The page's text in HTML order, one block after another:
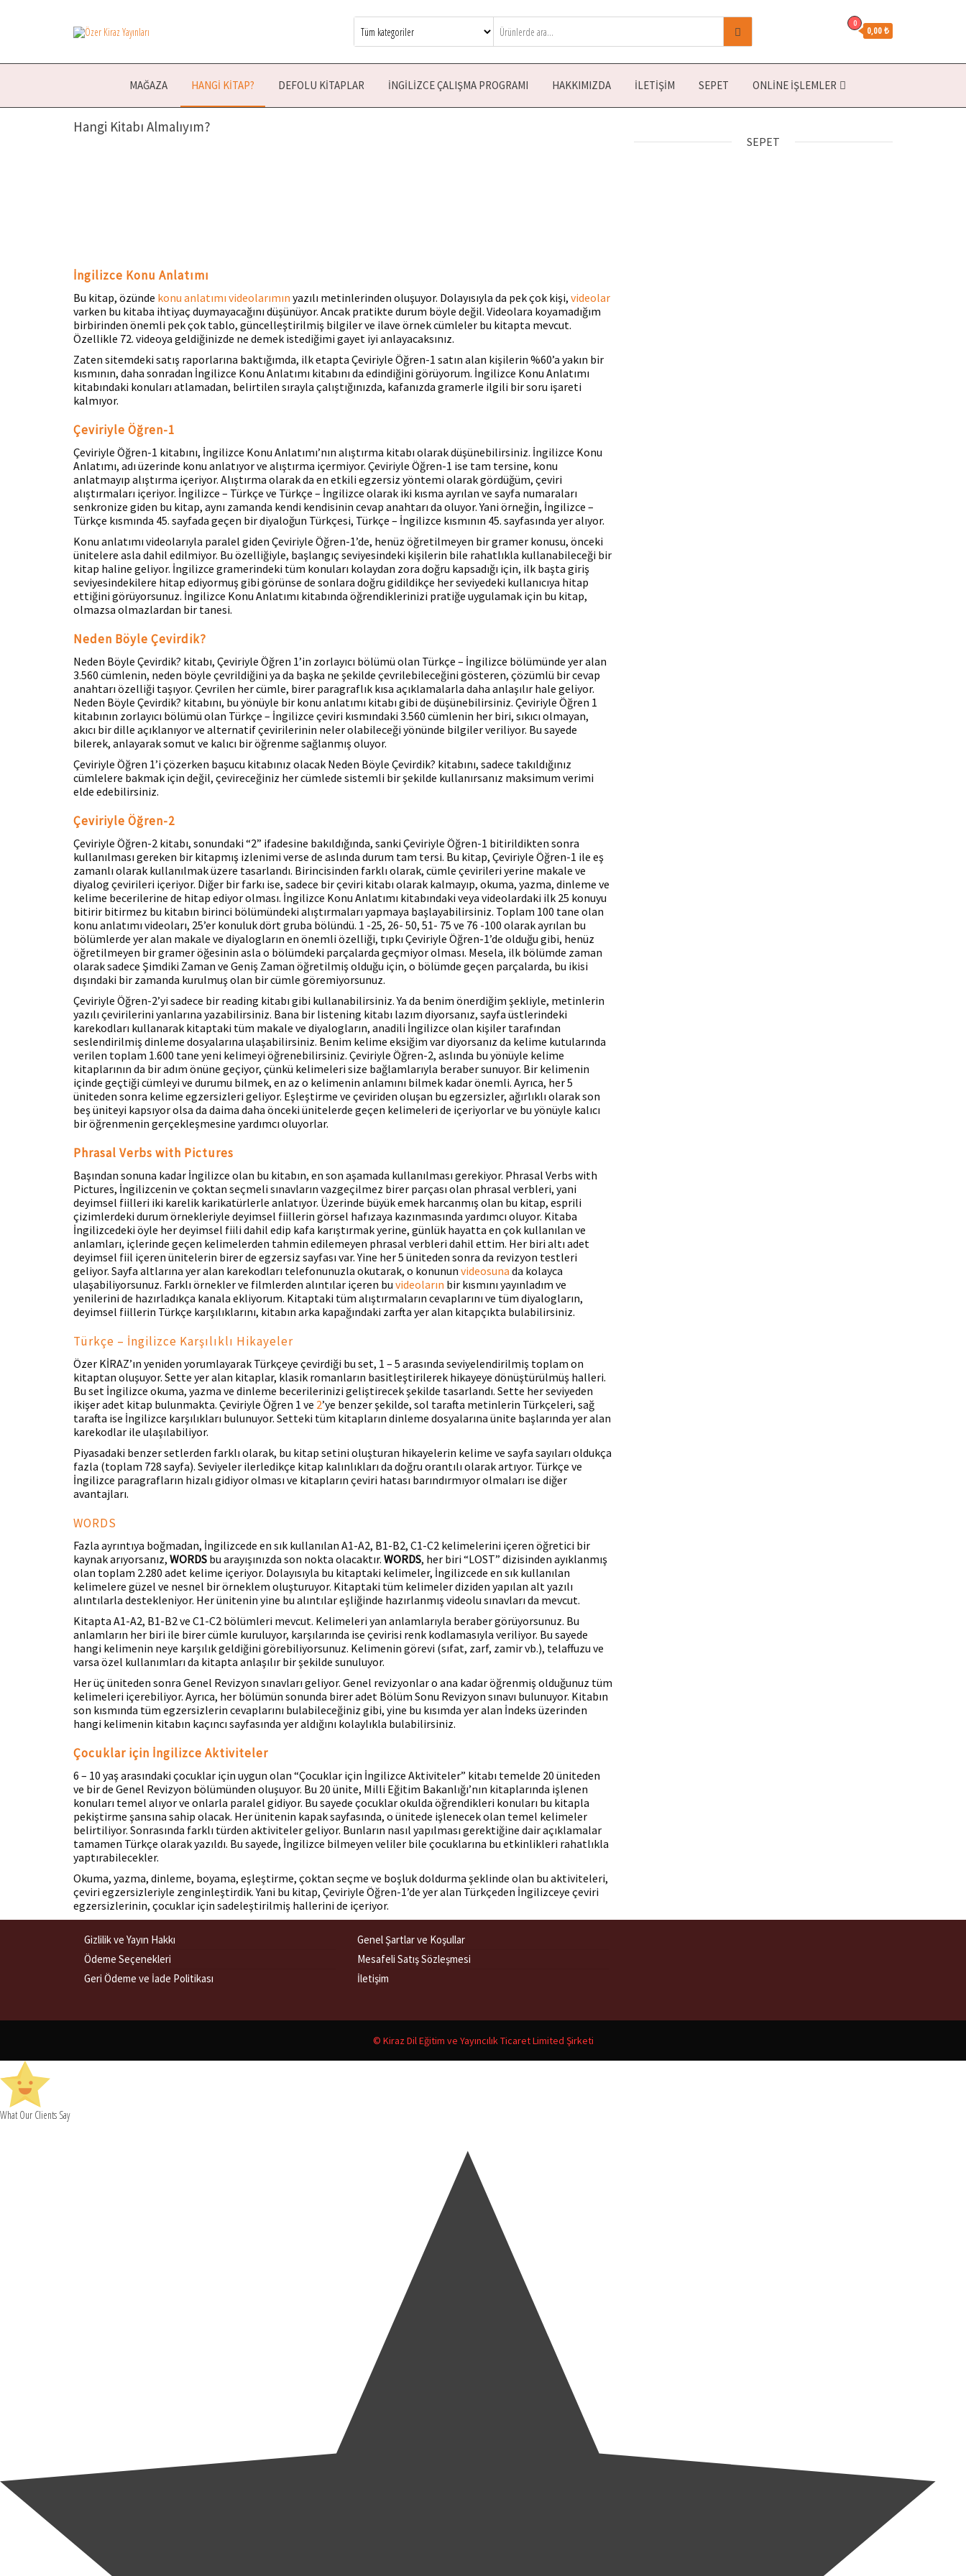
Kiraz
Yayınları
resmi satış
sitesidir.
0
0,00 ₺
MAĞAZA HANGI KITAP? DEFOLU KITAPLAR İNGILIZCE ÇALIŞMA PROGRAMI HAKKIMIZDA İLETIŞIM SEPET ONLINE İŞLEMLER
Hangi Kitabı Almalıyım?
İngilizce Konu Anlatımı
Bu kitap, özünde konu anlatımı videolarımın yazılı metinlerinden oluşuyor. Dolayısıyla da pek çok kişi, videolar
varken bu kitaba ihtiyaç duymayacağını düşünüyor. Ancak pratikte durum böyle değil. Videolara koyamadığım
birbirinden önemli pek çok tablo, güncelleştirilmiş bilgiler ve ilave örnek cümleler bu kitapta mevcut.
Özellikle 72. videoya geldiğinizde ne demek istediğimi gayet iyi anlayacaksınız.
Zaten sitemdeki satış raporlarına baktığımda, ilk etapta Çeviriyle Öğren-1 satın alan kişilerin %60’a yakın bir
kısmının, daha sonradan İngilizce Konu Anlatımı kitabını da edindiğini görüyorum. İngilizce Konu Anlatımı
kitabındaki konuları atlamadan, belirtilen sırayla çalıştığınızda, kafanızda gramerle ilgili bir soru işareti
kalmıyor.
Çeviriyle Öğren-1
Çeviriyle Öğren-1 kitabını, İngilizce Konu Anlatımı’nın alıştırma kitabı olarak düşünebilirsiniz. İngilizce Konu
Anlatımı, adı üzerinde konu anlatıyor ve alıştırma içermiyor. Çeviriyle Öğren-1 ise tam tersine, konu
anlatmayıp alıştırma içeriyor. Alıştırma olarak da en etkili egzersiz yöntemi olarak gördüğüm, çeviri
alıştırmaları içeriyor. İngilizce – Türkçe ve Türkçe – İngilizce olarak iki kısma ayrılan ve sayfa numaraları
senkronize giden bu kitap, aynı zamanda kendi kendisinin cevap anahtarı da oluyor. Yani örneğin, İngilizce –
Türkçe kısmında 45. sayfada geçen bir diyaloğun Türkçesi, Türkçe – İngilizce kısmının 45. sayfasında yer alıyor.
Konu anlatımı videolarıyla paralel giden Çeviriyle Öğren-1’de, henüz öğretilmeyen bir gramer konusu, önceki
ünitelere asla dahil edilmiyor. Bu özelliğiyle, başlangıç seviyesindeki kişilerin bile rahatlıkla kullanabileceği bir
kitap haline geliyor. İngilizce gramerindeki tüm konuları kolaydan zora doğru kapsadığı için, ilk başta giriş
seviyesindekilere hitap ediyormuş gibi görünse de sonlara doğru gidildikçe her seviyedeki kullanıcıya hitap
ettiğini görüyorsunuz. İngilizce Konu Anlatımı kitabında öğrendiklerinizi pratiğe uygulamak için bu kitap,
olmazsa olmazlardan bir tanesi.
Neden Böyle Çevirdik?
Neden Böyle Çevirdik? kitabı, Çeviriyle Öğren 1’in zorlayıcı bölümü olan Türkçe – İngilizce bölümünde yer alan
3.560 cümlenin, neden böyle çevrildiğini ya da başka ne şekilde çevrilebileceğini gösteren, çözümlü bir cevap
anahtarı özelliği taşıyor. Çevrilen her cümle, birer paragraflık kısa açıklamalarla daha anlaşılır hale geliyor.
Neden Böyle Çevirdik? kitabını, bu yönüyle bir konu anlatımı kitabı gibi de düşünebilirsiniz. Çeviriyle Öğren 1
kitabının zorlayıcı bölümü olan Türkçe – İngilizce çeviri kısmındaki 3.560 cümlenin her biri, sıkıcı olmayan,
akıcı bir dille açıklanıyor ve alternatif çevirilerinin neler olabileceği yönünde bilgiler veriliyor. Bu sayede
bilerek, anlayarak somut ve kalıcı bir öğrenme sağlanmış oluyor.
Çeviriyle Öğren 1’i çözerken başucu kitabınız olacak Neden Böyle Çevirdik? kitabını, sadece takıldığınız
cümlelere bakmak için değil, çevireceğiniz her cümlede sistemli bir şekilde kullanırsanız maksimum verimi
elde edebilirsiniz.
Çeviriyle Öğren-2
Çeviriyle Öğren-2 kitabı, sonundaki “2” ifadesine bakıldığında, sanki Çeviriyle Öğren-1 bitirildikten sonra
kullanılması gereken bir kitapmış izlenimi verse de aslında durum tam tersi. Bu kitap, Çeviriyle Öğren-1 ile eş
zamanlı olarak kullanılmak üzere tasarlandı. Birincisinden farklı olarak, cümle çevirileri yerine makale ve
diyalog çevirileri içeriyor. Diğer bir farkı ise, sadece bir çeviri kitabı olarak kalmayıp, okuma, yazma, dinleme ve
kelime becerilerine de hitap ediyor olması. İngilizce Konu Anlatımı kitabındaki veya videolardaki ilk 25 konuyu
bitirir bitirmez bu kitabın birinci bölümündeki alıştırmaları yapmaya başlayabilirsiniz. Toplam 100 tane olan
konu anlatımı videoları, 25’er konuluk dört gruba bölündü. 1 -25, 26- 50, 51- 75 ve 76 -100 olarak ayrılan bu
bölümlerde yer alan makale ve diyalogların en önemli özelliği, tıpkı Çeviriyle Öğren-1’de olduğu gibi, henüz
öğretilmeyen bir gramer öğesinin asla o bölümdeki parçalarda geçmiyor olması. Mesela, ilk bölümde zaman
olarak sadece Şimdiki Zaman ve Geniş Zaman öğretilmiş olduğu için, o bölümde geçen parçalarda, bu ikisi
dışındaki bir zamanda kurulmuş olan bir cümle göremiyorsunuz.
Çeviriyle Öğren-2’yi sadece bir reading kitabı gibi kullanabilirsiniz. Ya da benim önerdiğim şekliyle, metinlerin
yazılı çevirilerini yanlarına yazabilirsiniz. Bana bir listening kitabı lazım diyorsanız, sayfa üstlerindeki
karekodları kullanarak kitaptaki tüm makale ve diyalogların, anadili İngilizce olan kişiler tarafından
seslendirilmiş dinleme dosyalarına ulaşabilirsiniz. Benim kelime eksiğim var diyorsanız da kelime kutularında
verilen toplam 1.600 tane yeni kelimeyi öğrenebilirsiniz. Çeviriyle Öğren-2, aslında bu yönüyle kelime
kitaplarının da bir adım önüne geçiyor, çünkü kelimeleri size bağlamlarıyla beraber sunuyor. Bir kelimenin
içinde geçtiği cümleyi ve durumu bilmek, en az o kelimenin anlamını bilmek kadar önemli. Ayrıca, her 5
üniteden sonra kelime egzersizleri geliyor. Eşleştirme ve çeviriden oluşan bu egzersizler, ağırlıklı olarak son
beş üniteyi kapsıyor olsa da daima daha önceki ünitelerde geçen kelimeleri de içeriyorlar ve bu yönüyle kalıcı
bir öğrenmenin gerçekleşmesine yardımcı oluyorlar.
Phrasal Verbs with Pictures
Başından sonuna kadar İngilizce olan bu kitabın, en son aşamada kullanılması gerekiyor. Phrasal Verbs with
Pictures, İngilizcenin ve çoktan seçmeli sınavların vazgeçilmez birer parçası olan phrasal verbleri, yani
deyimsel fiilleri iki karelik karikatürlerle anlatıyor. Üzerinde büyük emek harcanmış olan bu kitap, esprili
çizimlerdeki durum örnekleriyle deyimsel fiillerin görsel hafızaya kazınmasında yardımcı oluyor. Kitaba
İngilizcedeki öyle her deyimsel fiili dahil edip kafa karıştırmak yerine, günlük hayatta en çok kullanılan ve
anlamları, içlerinde geçen kelimelerden tahmin edilemeyen phrasal verbleri dahil ettim. Her biri altı adet
deyimsel fiil içeren ünitelerin birer de egzersiz sayfası var. Yine her 5 üniteden sonra da revizyon testleri
geliyor. Sayfa altlarına yer alan karekodları telefonunuzla okutarak, o konunun videosuna da kolayca
ulaşabiliyorsunuz. Farklı örnekler ve filmlerden alıntılar içeren bu videoların bir kısmını yayınladım ve
yenilerini de hazırladıkça kanala ekliyorum. Kitaptaki tüm alıştırmaların cevaplarını ve tüm diyalogların,
deyimsel fiillerin Türkçe karşılıklarını, kitabın arka kapağındaki zarfta yer alan kitapçıkta bulabilirsiniz.
Türkçe – İngilizce Karşılıklı Hikayeler
Özer KİRAZ’ın yeniden yorumlayarak Türkçeye çevirdiği bu set, 1 – 5 arasında seviyelendirilmiş toplam on
kitaptan oluşuyor. Sette yer alan kitaplar, klasik romanların basitleştirilerek hikayeye dönüştürülmüş halleri.
Bu set İngilizce okuma, yazma ve dinleme becerilerinizi geliştirecek şekilde tasarlandı. Sette her seviyeden
ikişer adet kitap bulunmakta. Çeviriyle Öğren 1 ve 2’ye benzer şekilde, sol tarafta metinlerin Türkçeleri, sağ
tarafta ise İngilizce karşılıkları bulunuyor. Setteki tüm kitapların dinleme dosyalarına ünite başlarında yer alan
karekodlar ile ulaşılabiliyor.
Piyasadaki benzer setlerden farklı olarak, bu kitap setini oluşturan hikayelerin kelime ve sayfa sayıları oldukça
fazla (toplam 728 sayfa). Seviyeler ilerledikçe kitap kalınlıkları da doğru orantılı olarak artıyor. Türkçe ve
İngilizce paragrafların hizalı gidiyor olması ve kitapların çeviri hatası barındırmıyor olmaları ise diğer
avantajları.
WORDS
Fazla ayrıntıya boğmadan, İngilizcede en sık kullanılan A1-A2, B1-B2, C1-C2 kelimelerini içeren öğretici bir
kaynak arıyorsanız, WORDS bu arayışınızda son nokta olacaktır. WORDS, her biri “LOST” dizisinden ayıklanmış
olan toplam 2.280 adet kelime içeriyor. Dolayısıyla bu kitaptaki kelimeler, İngilizcede en sık kullanılan
kelimelere güzel ve nesnel bir örneklem oluşturuyor. Kitaptaki tüm kelimeler diziden yapılan alt yazılı
alıntılarla destekleniyor. Her ünitenin yine bu alıntılar eşliğinde hazırlanmış videolu sınavları da mevcut.
Kitapta A1-A2, B1-B2 ve C1-C2 bölümleri mevcut. Kelimeleri yan anlamlarıyla beraber görüyorsunuz. Bu
anlamların her biri ile birer cümle kuruluyor, karşılarında ise çevirisi renk kodlamasıyla veriliyor. Bu sayede
hangi kelimenin neye karşılık geldiğini görebiliyorsunuz. Kelimenin görevi (sıfat, zarf, zamir vb.), telaffuzu ve
varsa özel kullanımları da kitapta anlaşılır bir şekilde sunuluyor.
Her üç üniteden sonra Genel Revizyon sınavları geliyor. Genel revizyonlar o ana kadar öğrenmiş olduğunuz tüm
kelimeleri içerebiliyor. Ayrıca, her bölümün sonunda birer adet Bölüm Sonu Revizyon sınavı bulunuyor. Kitabın
son kısmında tüm egzersizlerin cevaplarını bulabileceğiniz gibi, yine bu kısımda yer alan İndeks üzerinden
hangi kelimenin kitabın kaçıncı sayfasında yer aldığını kolaylıkla bulabilirsiniz.
Çocuklar için İngilizce Aktiviteler
6 – 10 yaş arasındaki çocuklar için uygun olan “Çocuklar için İngilizce Aktiviteler” kitabı temelde 20 üniteden
ve bir de Genel Revizyon bölümünden oluşuyor. Bu 20 ünite, Milli Eğitim Bakanlığı’nın kitaplarında işlenen
konuları temel alıyor ve onlarla paralel gidiyor. Bu sayede çocuklar okulda öğrendikleri konuları bu kitapla
pekiştirme şansına sahip olacak. Her ünitenin kapak sayfasında, o ünitede işlenecek olan temel kelimeler
belirtiliyor. Sonrasında farklı türden aktiviteler geliyor. Bunların nasıl yapılması gerektiğine dair açıklamalar
tamamen Türkçe olarak yazıldı. Bu sayede, İngilizce bilmeyen veliler bile çocuklarına bu etkinlikleri rahatlıkla
yaptırabilecekler.
Okuma, yazma, dinleme, boyama, eşleştirme, çoktan seçme ve boşluk doldurma şeklinde olan bu aktiviteleri,
çeviri egzersizleriyle zenginleştirdik. Yani bu kitap, Çeviriyle Öğren-1’de yer alan Türkçeden İngilizceye çeviri
egzersizlerinin, çocuklar için sadeleştirilmiş hallerini de içeriyor.
SEPET
Gizlilik ve Yayın Hakkı
Ödeme Seçenekleri
Geri Ödeme ve İade Politikası
Genel Şartlar ve Koşullar
Mesafeli Satış Sözleşmesi
İletişim
© Kiraz Dil Eğitim ve Yayıncılık Ticaret Limited Şirketi
What Our Clients Say